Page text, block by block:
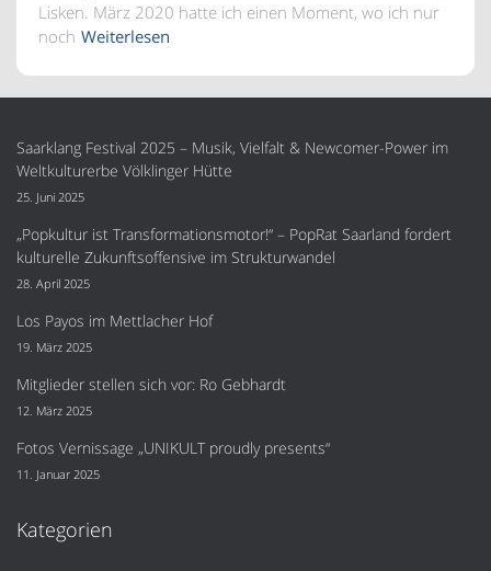
Lisken. März 2020 hatte ich einen Moment, wo ich nur
noch Weiterlesen
Saarklang Festival 2025 – Musik, Vielfalt & Newcomer-Power im
Weltkulturerbe Völklinger Hütte
25. Juni 2025
„Popkultur ist Transformationsmotor!“ – PopRat Saarland fordert
kulturelle Zukunftsoffensive im Strukturwandel
28. April 2025
Los Payos im Mettlacher Hof
19. März 2025
Mitglieder stellen sich vor: Ro Gebhardt
12. März 2025
Fotos Vernissage „UNIKULT proudly presents“
11. Januar 2025
Kategorien